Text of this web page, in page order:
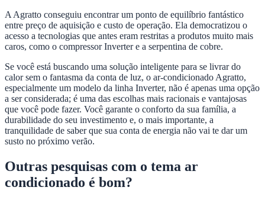
A Agratto conseguiu encontrar um ponto de equilíbrio fantástico
entre preço de aquisição e custo de operação. Ela democratizou o
acesso a tecnologias que antes eram restritas a produtos muito mais
caros, como o compressor Inverter e a serpentina de cobre.
Se você está buscando uma solução inteligente para se livrar do
calor sem o fantasma da conta de luz, o ar-condicionado Agratto,
especialmente um modelo da linha Inverter, não é apenas uma opção
a ser considerada; é uma das escolhas mais racionais e vantajosas
que você pode fazer. Você garante o conforto da sua família, a
durabilidade do seu investimento e, o mais importante, a
tranquilidade de saber que sua conta de energia não vai te dar um
susto no próximo verão.
Outras pesquisas com o tema ar
condicionado é bom?